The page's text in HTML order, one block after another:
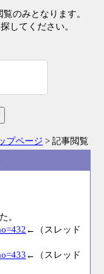
のみとなります。
してください。
プページ > 記事閲覧
。
←（スレッド
←（スレッド